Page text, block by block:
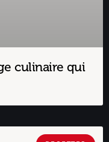
culinaire qui